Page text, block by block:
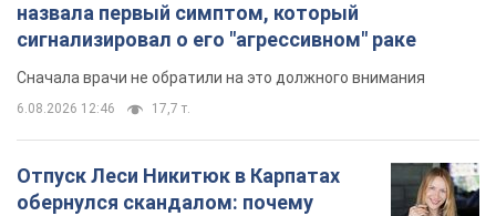
назвала первый симптом, который
сигнализировал о его "агрессивном" раке
Сначала врачи не обратили на это должного внимания
6.08.2026 12:46 17,7 т.
Отпуск Леси Никитюк в Карпатах
обернулся скандалом: почему